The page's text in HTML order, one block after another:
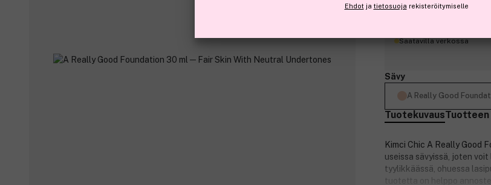
Saatavilla verkossa
Sävy
A Really Good
Tuotekuvaus
Kimci Chic A Really Good
useissa sävyissä, joten
tyylikkäässä, ohuessa
tuotetta on helppo
Ehdotja tietosuoja rekisteröitymiselle